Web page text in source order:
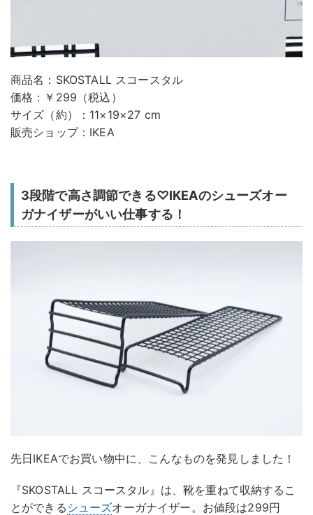
商品名：SKOSTALL スコースタル
価格：￥299（税込）
サイズ（約）：11×19×27 cm
販売ショップ：IKEA
3段階で高さ調節できる♡IKEAのシューズオー
ガナイザーがいい仕事する！
先日IKEAでお買い物中に、こんなものを発見しました！
『SKOSTALL スコースタル』は、靴を重ねて収納するこ
とができる シューズオーガナイザー。お値段は299円